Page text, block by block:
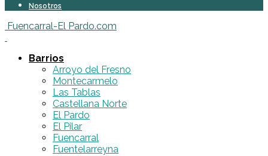
Nosotros
Fuencarral-El Pardo.com
Barrios
Arroyo del Fresno
Montecarmelo
Las Tablas
Castellana Norte
El Pardo
El Pilar
Fuencarral
Fuentelarreyna